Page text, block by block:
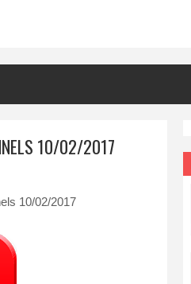
10/02/2017
10/02/2017